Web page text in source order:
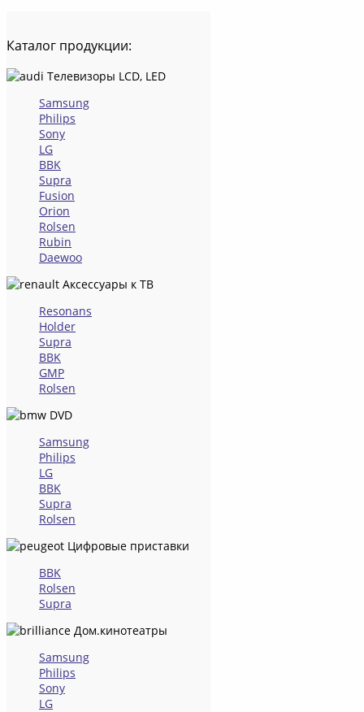
Каталог продукции:
Телевизоры LCD, LED
Samsung
Philips
Sony
LG
BBK
Supra
Fusion
Orion
Rolsen
Rubin
Daewoo
Аксессуары к ТВ
Resonans
Holder
Supra
BBK
GMP
Rolsen
DVD
Samsung
Philips
LG
BBK
Supra
Rolsen
Цифровые приставки
BBK
Rolsen
Supra
Дом.кинотеатры
Samsung
Philips
Sony
LG